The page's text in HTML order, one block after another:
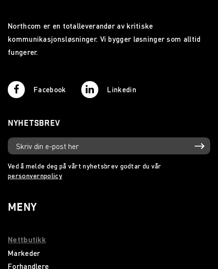
Northcom er en totalleverandør av kritiske
kommunikasjonsløsninger. Vi bygger løsninger som alltid
fungerer.
Facebook Linkedin
NYHETSBREV
Ved å melde deg på vårt nyhetsbrev godtar du vår
personvernpolicy
MENY
Nettbutikk
Markeder
Forhandlere